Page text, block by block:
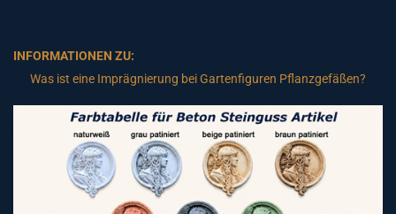
INFORMATIONEN ZU:
Was ist eine Imprägnierung bei Gartenfiguren Pflanzgefäßen?